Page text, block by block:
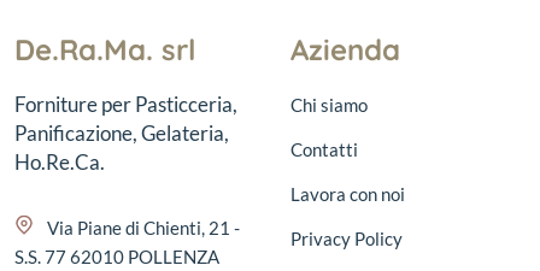
De.Ra.Ma. srl
Forniture per Pasticceria,
Panificazione, Gelateria,
Ho.Re.Ca.
Via Piane di Chienti, 21 -
S.S. 77 62010 POLLENZA
Azienda
Chi siamo
Contatti
Lavora con noi
Privacy Policy